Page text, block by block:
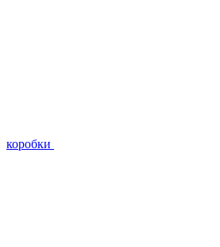
коробки